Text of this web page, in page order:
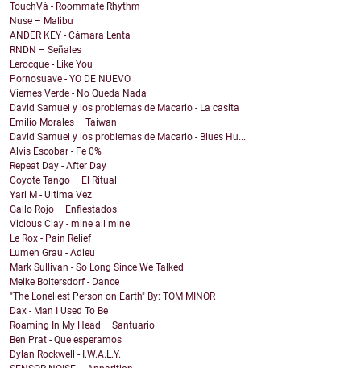
TouchVà - Roommate Rhythm
Nuse – Malibu
ANDER KEY - Cámara Lenta
RNDN – Señales
Lerocque - Like You
Pornosuave - YO DE NUEVO
Viernes Verde - No Queda Nada
David Samuel y los problemas de Macario - La casita
Emilio Morales – Taiwan
David Samuel y los problemas de Macario - Blues Hu...
Alvis Escobar - Fe 0%
Repeat Day - After Day
Coyote Tango – El Ritual
Yari M - Ultima Vez
Gallo Rojo – Enfiestados
Vicious Clay - mine all mine
Le Rox - Pain Relief
Lumen Grau - Adieu
Mark Sullivan - So Long Since We Talked
Meike Boltersdorf - Dance
"The Loneliest Person on Earth" By: TOM MINOR
Dax - Man I Used To Be
Roaming In My Head – Santuario
Ben Prat - Que esperamos
Dylan Rockwell - I.W.A.L.Y.